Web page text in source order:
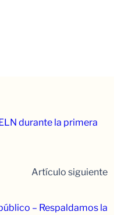
durante la primera
Artículo siguiente
– Respaldamos la